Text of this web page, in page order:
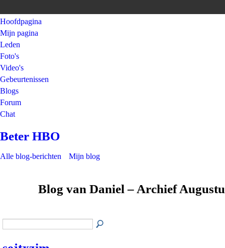
Hoofdpagina
Mijn pagina
Leden
Foto's
Video's
Gebeurtenissen
Blogs
Forum
Chat
Beter HBO
Alle blog-berichten Mijn blog
Blog van Daniel – Archief